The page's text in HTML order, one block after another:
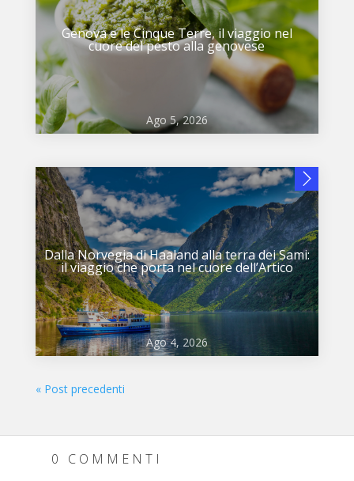
Genova e le Cinque Terre, il viaggio nel
cuore del pesto alla genovese
Ago 5, 2026
Dalla Norvegia di Haaland alla terra dei Sami:
il viaggio che porta nel cuore dell’Artico
Ago 4, 2026
« Post precedenti
0 COMMENTI